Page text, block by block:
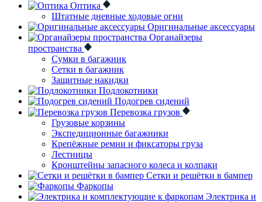
Оптика
Штатные дневные ходовые огни
Оригинальные аксессуары
Органайзеры
пространства
Сумки в багажник
Сетки в багажник
Защитные накидки
Подлокотники
Подогрев сидений
Перевозка грузов
Грузовые корзины
Экспедиционные багажники
Крепёжные ремни и фиксаторы груза
Лестницы
Кронштейны запасного колеса и колпаки
Сетки и решётки в бампер
Фаркопы
Электрика и